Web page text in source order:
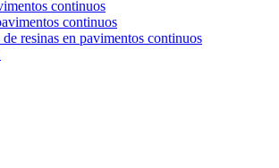
continuos
continuos
resinas en pavimentos continuos